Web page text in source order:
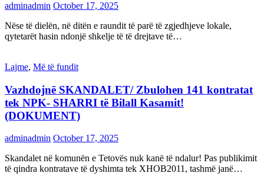
adminadmin October 17, 2025
Nëse të dielën, në ditën e raundit të parë të zgjedhjeve lokale,
qytetarët hasin ndonjë shkelje të të drejtave të…
Lajme, Më të fundit
Vazhdojnē SKANDALET/ Zbulohen 141 kontratat
tek NPK- SHARRI të Bilall Kasamit!
(DOKUMENT)
adminadmin October 17, 2025
Skandalet në komunën e Tetovës nuk kanë të ndalur! Pas publikimit
të qindra kontratave të dyshimta tek XHOB2011, tashmë janë…